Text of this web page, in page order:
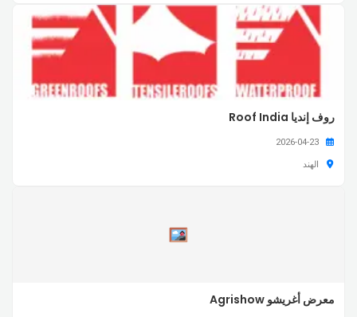
روف إنديا Roof India
الهند
معرض أغريشو Agrishow